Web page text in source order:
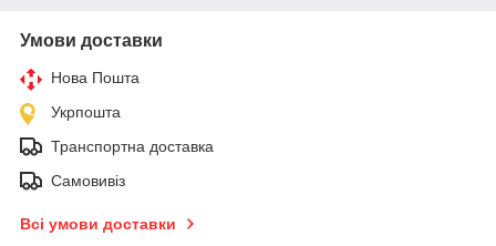
Умови доставки
Нова Пошта
Укрпошта
Транспортна доставка
Самовивіз
Всі умови доставки